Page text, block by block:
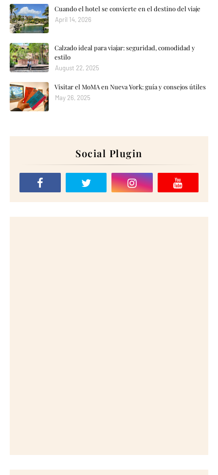
Cuando el hotel se convierte en el destino del viaje
April 14, 2026
Calzado ideal para viajar: seguridad, comodidad y
estilo
August 22, 2025
Visitar el MoMA en Nueva York: guía y consejos útiles
May 26, 2025
Social Plugin